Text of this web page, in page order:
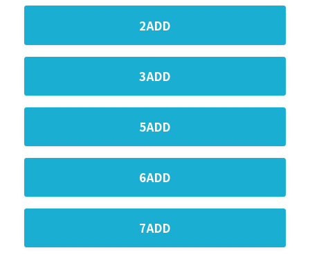
2ADD
3ADD
5ADD
6ADD
7ADD